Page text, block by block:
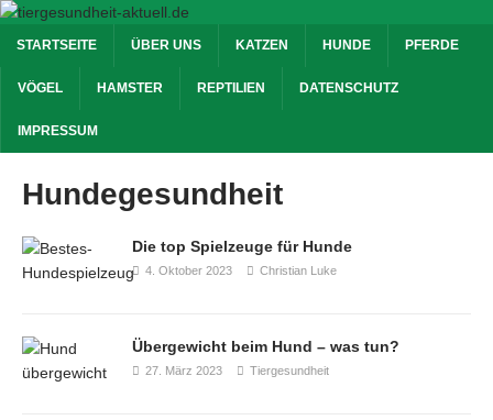
STARTSEITE ÜBER UNS KATZEN HUNDE PFERDE
VÖGEL HAMSTER REPTILIEN DATENSCHUTZ
IMPRESSUM
Hundegesundheit
Die top Spielzeuge für Hunde
4. Oktober 2023 Christian Luke
Übergewicht beim Hund – was tun?
27. März 2023 Tiergesundheit